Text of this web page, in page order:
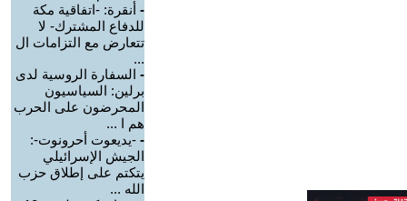
- أنقرة: -اتفاقية مكة
للدفاع المشترك- لا
تتعارض مع التزامات ال
...
- السفارة الروسية لدى
برلين: السياسيون
المحرضون على الحرب
هم ا ...
- -يديعوت أحرونوت-:
الجيش الإسرائيلي
يتكتم على إطلاق حزب
الله ...